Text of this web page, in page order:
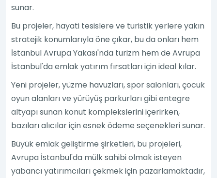
sunar.
Bu projeler, hayati tesislere ve turistik yerlere yakın
stratejik konumlarıyla öne çıkar, bu da onları hem
İstanbul Avrupa Yakası'nda turizm hem de Avrupa
İstanbul'da emlak yatırım fırsatları için ideal kılar.
Yeni projeler, yüzme havuzları, spor salonları, çocuk
oyun alanları ve yürüyüş parkurları gibi entegre
altyapı sunan konut komplekslerini içerirken,
bazıları alıcılar için esnek ödeme seçenekleri sunar.
Büyük emlak geliştirme şirketleri, bu projeleri,
Avrupa İstanbul'da mülk sahibi olmak isteyen
yabancı yatırımcıları çekmek için pazarlamaktadır,